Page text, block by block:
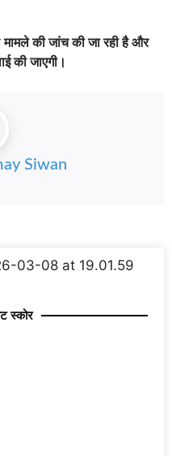
मामले की जांच की जा रही है और
की जाएगी।
Siwan
स्कोर